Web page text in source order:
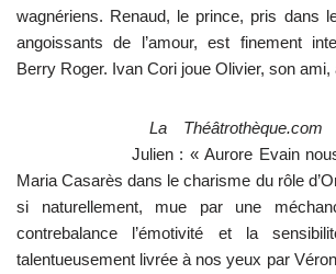
wagnériens. Renaud, le prince, pris dans
angoissants de l’amour, est finement
Berry Roger. Ivan Cori joue Olivier, son
La Théâtrothèque.com
Julien : « Aurore Evain
Maria Casarès dans le charisme du rôle
si naturellement, mue par une
contrebalance l’émotivité et la
talentueusement livrée à nos yeux par